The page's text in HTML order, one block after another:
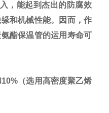
，能起到杰出的防腐效
和机械性能。因而，作
酯保温管的运用寿命可
（选用高密度聚乙烯